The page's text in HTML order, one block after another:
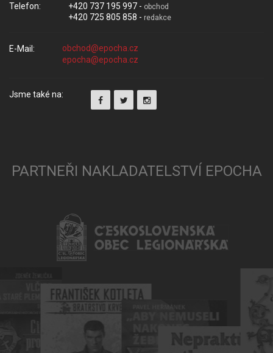
Telefon: +420 737 195 997 - obchod
+420 725 805 858 - redakce
E-Mail:
Jsme také na:
PARTNEŘI NAKLADATELSTVÍ EPOCHA